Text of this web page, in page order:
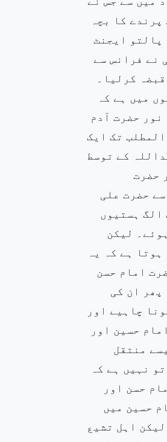
کا بچہ
پالتو ایجنٹ
نے فرانس سے
کرلیا۔
میں ہے کہ
نور حضرت آدم
تک ایک
کے توسط
حضرت
حضرت علی
الگ ہستیوں
لیکن
ہے کہ یہ
امام حسن
پھر ان کی
چاہیے اور
حسین اور
منتقل
نہیں ہے کہ
حسن اور
حسین میں
اہل تشیع